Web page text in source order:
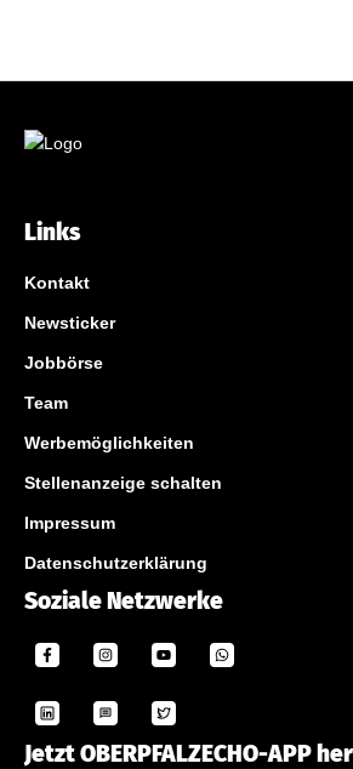
Links
Kontakt
Newsticker
Jobbörse
Team
Werbemöglichkeiten
Stellenanzeige schalten
Impressum
Datenschutzerklärung
Soziale Netzwerke
Jetzt OBERPFALZECHO-APP